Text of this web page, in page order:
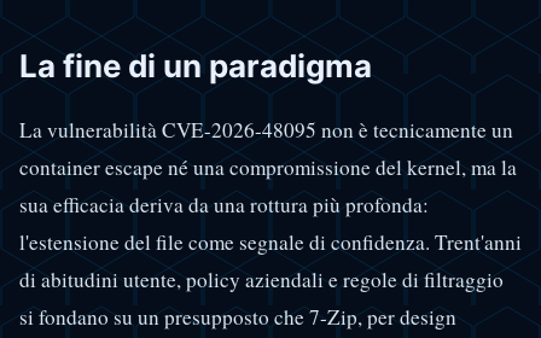
La fine di un paradigma
La vulnerabilità CVE-2026-48095 non è tecnicamente un
container escape né una compromissione del kernel, ma la
sua efficacia deriva da una rottura più profonda:
l'estensione del file come segnale di confidenza. Trent'anni
di abitudini utente, policy aziendali e regole di filtraggio
si fondano su un presupposto che 7-Zip, per design